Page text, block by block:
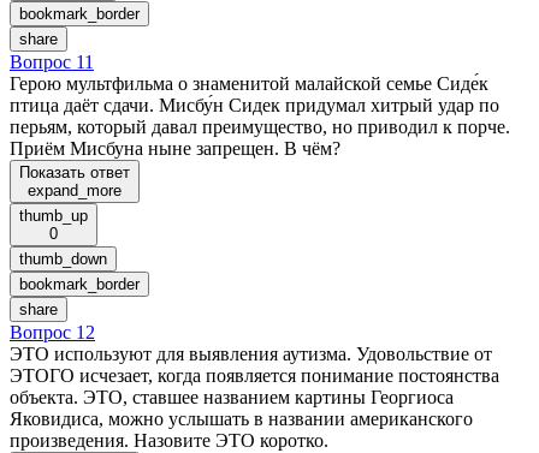
bookmark_border
share
Вопрос 11
Герою мультфильма о знаменитой малайской семье Сиде́к
птица даёт сдачи. Мисбу́н Сидек придумал хитрый удар по
перьям, который давал преимущество, но приводил к порче.
Приём Мисбуна ныне запрещен. В чём?
Показать ответ
expand_more
thumb_up
0
thumb_down
bookmark_border
share
Вопрос 12
ЭТО используют для выявления аутизма. Удовольствие от
ЭТОГО исчезает, когда появляется понимание постоянства
объекта. ЭТО, ставшее названием картины Георгиоса
Яковидиса, можно услышать в названии американского
произведения. Назовите ЭТО коротко.